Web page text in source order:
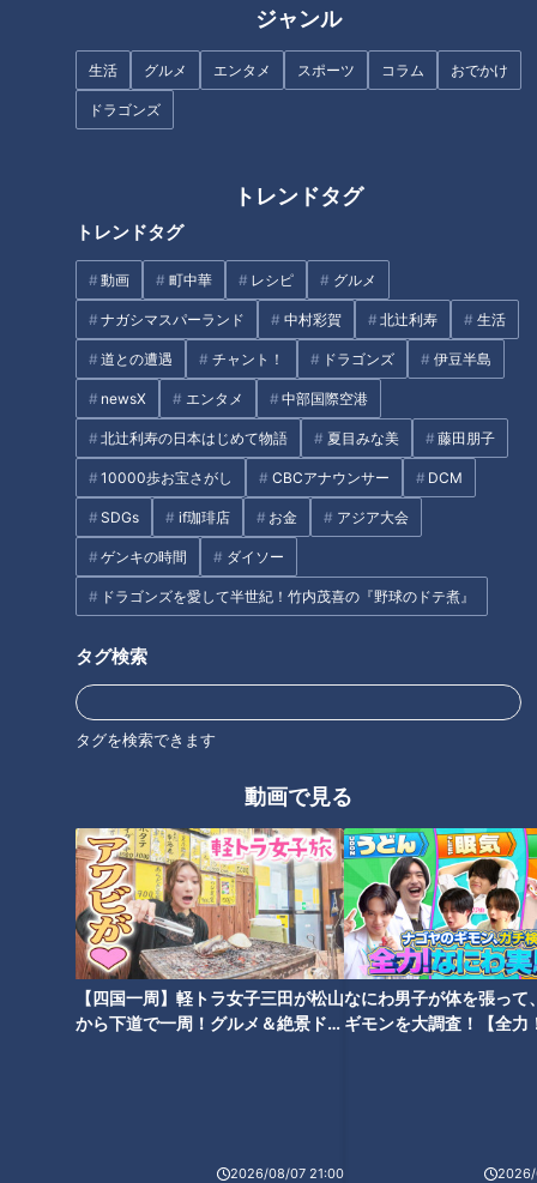
ジャンル
生活 グルメ エンタメ スポーツ コラム おでかけ
ドラゴンズ
トレンドタグ
トレンドタグ
動画 町中華 レシピ グルメ
ナガシマスパーランド 中村彩賀 北辻利寿 生活
道との遭遇 チャント！ ドラゴンズ 伊豆半島
newsX エンタメ 中部国際空港
北辻利寿の日本はじめて物語 夏目みな美 藤田朋子
10000歩お宝さがし CBCアナウンサー DCM
SDGs if珈琲店 お金 アジア大会
ゲンキの時間 ダイソー
ドラゴンズを愛して半世紀！竹内茂喜の『野球のドテ煮』
タグ検索
タグを検索できます
動画で見る
【四国一周】軽トラ女子三田が松山
から下道で一周！グルメ＆絶景ドラ
2026/08/07 21:00
なにわ男子が体を張って
ギモンを大調査！【全力
2026/
CBCテレビ：画像『写真AC』より「車」
目途を発表している。２０２２年６月中旬の時点で、例えばフ
ァミリー向けの「アルファード」は「注文してから６か月以
上」、人気のミニバン「ヴォクシー」も同じく「６か月以上」
となっている。“多目的車”として日常の買い物からアウトドア
のレジャーまで使い勝手のいいＳＵＶ（Sport Utility
Vehicle）の「カローラクロス」、さらに小型車「アクア」も
「注文してから５～６か月」。さらに具体的な期間が表示され
ていない多くの車種は「販売店に問い合わせてほしい」とある
ので、もっと待ち時間が長い可能性もある。これはトヨタ自動
車に限らず各メーカーも同じ、新車がこれまでのようにスムー
ズに手に入らないのだ。
コロナ禍がもたらした部品不足
理由は、自動車を作る部品の不足である。理由は２つある。ひ
とつは、２年以上、世界中を席巻してきた新型コロナウイルス
クダウン）がある。電子部品の工場がまったく稼働しなかった
上、コンテナ船などもストップした。部品が足りない。もうひ
とつ、制御装置など車にとって大切な機能を担う半導体の不足
である。実はこれもコロナ禍が関わっているのだが、テレワー
クなど在宅勤務や、いわゆる“巣ごもり”する人が増えて、半導
体を使うパソコンやゲーム機を買う人が増えた。その分、世界